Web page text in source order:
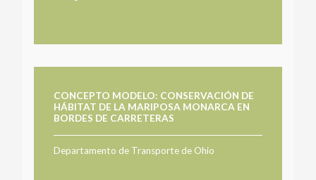
CONCEPTO MODELO: CONSERVACIÓN DE
HÁBITAT DE LA MARIPOSA MONARCA EN
BORDES DE CARRETERAS
Departamento de Transporte de Ohio